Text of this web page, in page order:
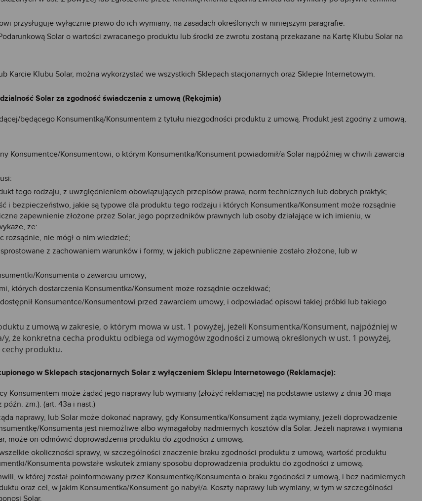
przysługuje wyłącznie prawo do ich wymiany, na zasadach określonych w niniejszym paragrafie.
Solar o wartości zwracanego produktu lub środki ze zwrotu zostaną przekazane na Kartę Klubu Solar na
Karcie Klubu Solar, można wykorzystać we wszystkich Sklepach stacjonarnych oraz Sklepie Internetowym.
Solar za zgodność świadczenia z umową (Rękojmia)
będącego Konsumentką/Konsumentem z tytułu niezgodności produktu z umową. Produkt jest zgodny z umową,
Konsumentce/Konsumentowi, o którym Konsumentka/Konsument powiadomił/a Solar najpóźniej w chwili zawarcia
tego rodzaju, z uwzględnieniem obowiązujących przepisów prawa, norm technicznych lub dobrych praktyk;
i bezpieczeństwo, jakie są typowe dla produktu tego rodzaju i których Konsumentka/Konsument może rozsądnie
zapewnienie złożone przez Solar, jego poprzedników prawnych lub osoby działające w ich imieniu, w
że:
rozsądnie, nie mógł o nim wiedzieć;
z zachowaniem warunków i formy, w jakich publiczne zapewnienie zostało złożone, lub w
Konsumenta o zawarciu umowy;
których dostarczenia Konsumentka/Konsument może rozsądnie oczekiwać;
Konsumentce/Konsumentowi przed zawarciem umowy, i odpowiadać opisowi takiej próbki lub takiego
z umową w zakresie, o którym mowa w ust. 1 powyżej, jeżeli Konsumentka/Konsument, najpóźniej w
że konkretna cecha produktu odbiega od wymogów zgodności z umową określonych w ust. 1 powyżej,
produktu.
w Sklepach stacjonarnych Solar z wyłączeniem Sklepu Internetowego (Reklamacje):
może żądać jego naprawy lub wymiany (złożyć reklamację) na podstawie ustawy z dnia 30 maja
zm.). (art. 43a i nast.)
naprawy, lub Solar może dokonać naprawy, gdy Konsumentka/Konsument żąda wymiany, jeżeli doprowadzenie
Konsumenta jest niemożliwe albo wymagałoby nadmiernych kosztów dla Solar. Jeżeli naprawa i wymiana
może on odmówić doprowadzenia produktu do zgodności z umową.
okoliczności sprawy, w szczególności znaczenie braku zgodności produktu z umową, wartość produktu
Konsumenta powstałe wskutek zmiany sposobu doprowadzenia produktu do zgodności z umową.
w której został poinformowany przez Konsumentkę/Konsumenta o braku zgodności z umową, i bez nadmiernych
oraz cel, w jakim Konsumentka/Konsument go nabył/a. Koszty naprawy lub wymiany, w tym w szczególności
Solar.